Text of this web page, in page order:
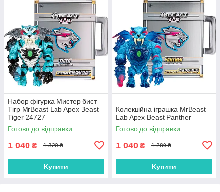
Набор фігурка Мистер бист
Тігр MrBeast Lab Apex Beast
Tiger 24727
Готово до відправки
1 040 ₴ 1 320 ₴
Купити
Колекційна іграшка MrBeast
Lab Apex Beast Panther
Готово до відправки
1 040 ₴ 1 280 ₴
Купити